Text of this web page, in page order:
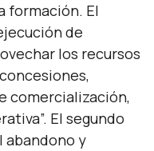
formación. El
de
los recursos
comercialización,
El segundo
abandono y